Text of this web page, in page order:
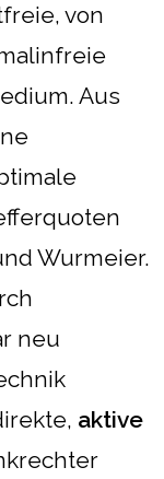
von
Aus
Wurmeier.
neu
aktive